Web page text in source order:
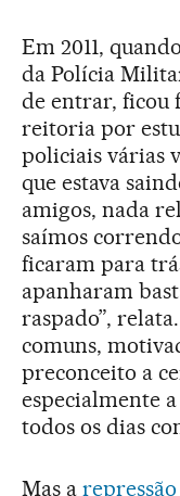
Em 2011,
da Polícia
de entrar, ficou
reitoria por
policiais várias
que estava
amigos, nada
saímos
ficaram para
apanharam
raspado”,
comuns,
preconceito a
especialmente
todos os dias
Mas a